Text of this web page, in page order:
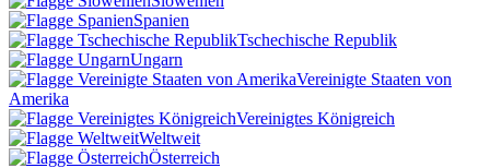
Spanien
Tschechische Republik
Ungarn
Vereinigte Staaten von
Amerika
Vereinigtes Königreich
Weltweit
Österreich